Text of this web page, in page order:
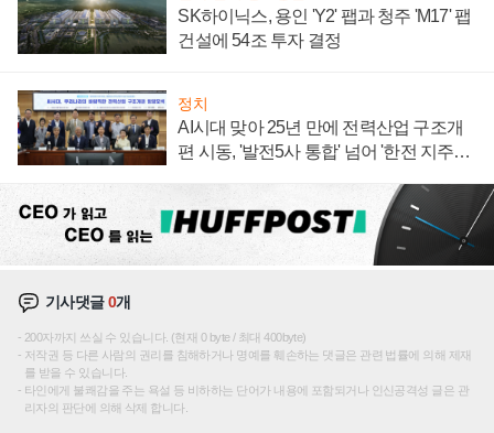
SK하이닉스, 용인 'Y2' 팹과 청주 'M17' 팹
건설에 54조 투자 결정
정치
AI시대 맞아 25년 만에 전력산업 구조개
편 시동, '발전5사 통합' 넘어 '한전 지주사'
기사댓글0개
200자까지 쓰실 수 있습니다. (현재 0 byte / 최대 400byte)
저작권 등 다른 사람의 권리를 침해하거나 명예를 훼손하는 댓글은 관련 법률에 의해 제재
를 받을 수 있습니다.
타인에게 불쾌감을 주는 욕설 등 비하하는 단어가 내용에 포함되거나 인신공격성 글은 관
리자의 판단에 의해 삭제 합니다.